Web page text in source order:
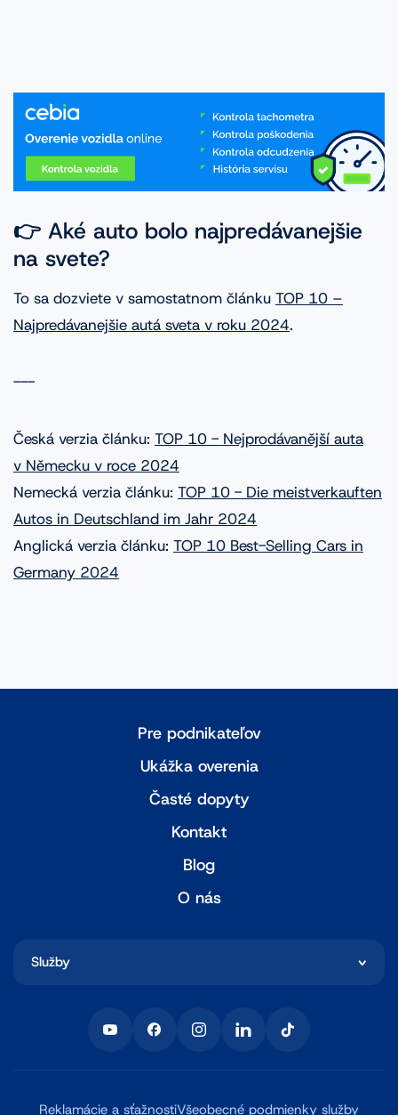
👉 Aké auto bolo najpredávanejšie
na svete?
To sa dozviete v samostatnom článku TOP 10 –
Najpredávanejšie autá sveta v roku 2024.
---
Česká verzia článku: TOP 10 - Nejprodávanější auta
v Německu v roce 2024
Nemecká verzia článku: TOP 10 - Die meistverkauften
Autos in Deutschland im Jahr 2024
Anglická verzia článku: TOP 10 Best-Selling Cars in
Germany 2024
Pre podnikateľov
Ukážka overenia
Časté dopyty
Kontakt
Blog
O nás
Služby
Reklamácie a sťažnostiVšeobecné podmienky služby